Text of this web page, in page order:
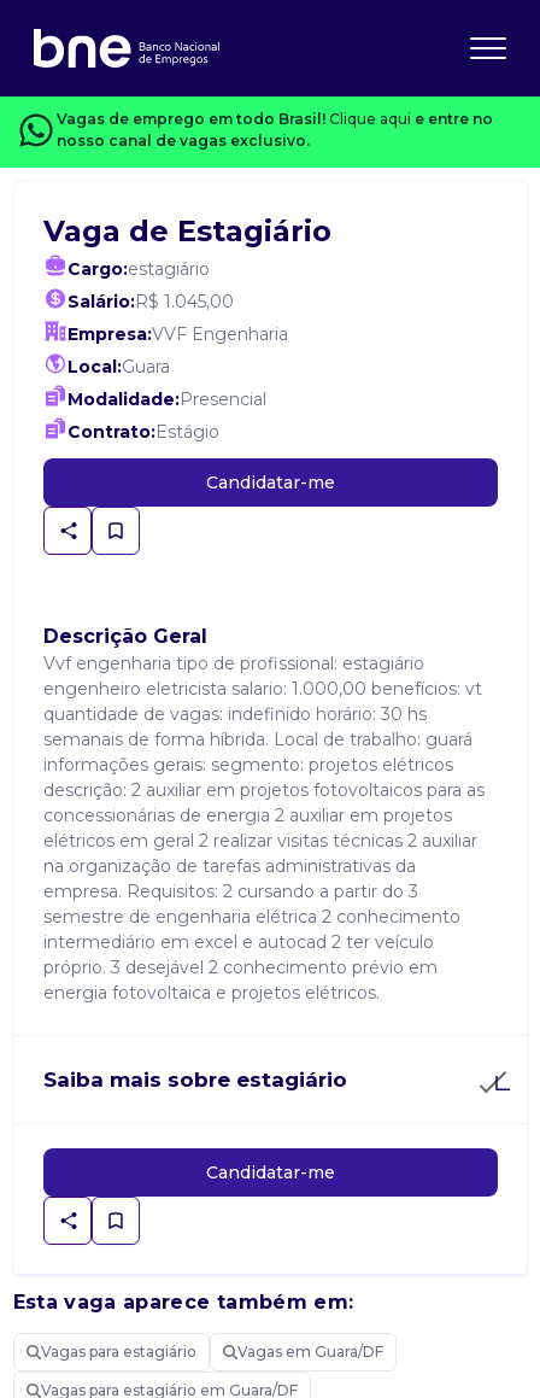
Vagas de emprego em todo Brasil! Clique aqui e entre no
nosso canal de vagas exclusivo.
Vaga de Estagiário
Cargo:estagiário
Salário:R$ 1.045,00
Empresa:VVF Engenharia
Local:Guara
Modalidade:Presencial
Contrato:Estágio
Candidatar-me
Descrição Geral
Vvf engenharia tipo de profissional: estagiário
engenheiro eletricista salario: 1.000,00 benefícios: vt
quantidade de vagas: indefinido horário: 30 hs
semanais de forma híbrida. Local de trabalho: guará
informações gerais: segmento: projetos elétricos
descrição: 2 auxiliar em projetos fotovoltaicos para as
concessionárias de energia 2 auxiliar em projetos
elétricos em geral 2 realizar visitas técnicas 2 auxiliar
na organização de tarefas administrativas da
empresa. Requisitos: 2 cursando a partir do 3
semestre de engenharia elétrica 2 conhecimento
intermediário em excel e autocad 2 ter veículo
próprio. 3 desejável 2 conhecimento prévio em
energia fotovoltaica e projetos elétricos.
Saiba mais sobre estagiário
Candidatar-me
Esta vaga aparece também em:
Vagas para estagiário Vagas em Guara/DF
Vagas para estagiário em Guara/DF